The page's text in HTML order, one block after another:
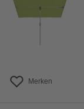
Merken